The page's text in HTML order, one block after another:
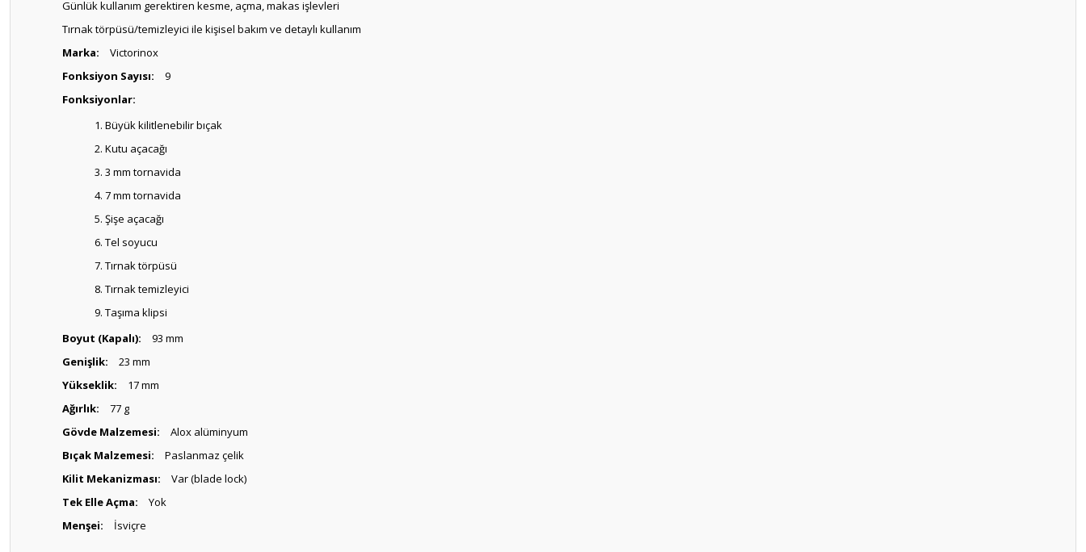
Günlük kullanım gerektiren kesme, açma, makas işlevleri
Tırnak törpüsü/temizleyici ile kişisel bakım ve detaylı kullanım
Marka: Victorinox
Fonksiyon Sayısı: 9
Fonksiyonlar:
Büyük kilitlenebilir bıçak
Kutu açacağı
3 mm tornavida
7 mm tornavida
Şişe açacağı
Tel soyucu
Tırnak törpüsü
Tırnak temizleyici
Taşıma klipsi
Boyut (Kapalı): 93 mm
Genişlik: 23 mm
Yükseklik: 17 mm
Ağırlık: 77 g
Gövde Malzemesi: Alox alüminyum
Bıçak Malzemesi: Paslanmaz çelik
Kilit Mekanizması: Var (blade lock)
Tek Elle Açma: Yok
Menşei: İsviçre